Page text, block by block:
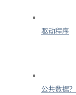
驱动程序
公共数据？